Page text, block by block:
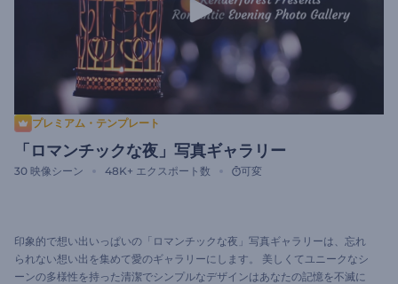
プレミアム・テンプレート
「ロマンチックな夜」写真ギャラリー
30 映像シーン 48K+ エクスポート数 可変
印象的で想い出いっぱいの「ロマンチックな夜」写真ギャラリーは、忘れ
られない想い出を集めて愛のギャラリーにします。 美しくてユニークなシ
ーンの多様性を持った清潔でシンプルなデザインはあなたの記憶を不滅に